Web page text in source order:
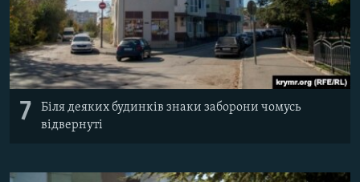
7
Біля деяких будинків знаки заборони чомусь
відвернуті